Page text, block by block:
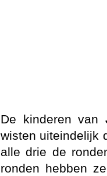
De kinderen van
wisten uiteindelijk
alle drie de
ronden hebben